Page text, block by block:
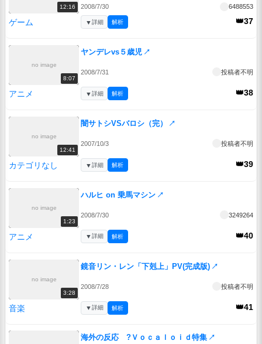
12:16 2008/7/30 6488553
ゲーム 👑37
▼詳細 解析
no image
8:07
ヤンデレvs５歳児 ↗
2008/7/31 投稿者不明
アニメ 👑38
▼詳細 解析
no image
12:41
闇サトシVSバロシ（完） ↗
2007/10/3 投稿者不明
カテゴリなし 👑39
▼詳細 解析
no image
1:23
ハルヒ on 乗馬マシン ↗
2008/7/30 3249264
アニメ 👑40
▼詳細 解析
no image
3:28
鏡音リン・レン「下剋上」PV(完成版) ↗
2008/7/28 投稿者不明
音楽 👑41
▼詳細 解析
海外の反応 ?Ｖｏｃａｌｏｉｄ特集 ↗